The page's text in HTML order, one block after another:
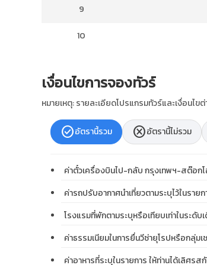
9
10
เงื่อนไขการจองทัวร์
หมายเหตุ: รายละเอียดโปรแกรมทัวร์และเงื่อนไ
check_circleอัตรานี้รวม cancelอัตรานี้ไม่รวม
ค่าตั๋วเครื่องบินไป-กลับ กรุงเทพฯ-สต๊อก
ค่ารถปรับอากาศนำเที่ยวตามระบุไว้ในรา
โรงแรมที่พักตามระบุหรือเทียบเท่าในระดับ
ค่าธรรมเนียมในการยื่นวีซ่ายุโรปหรือกลุ่มเ
ค่าอาหารที่ระบุในรายการ ให้ท่านได้เลิศร